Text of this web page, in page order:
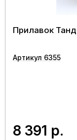
Прилавок
Артикул 6355
8 391 р.